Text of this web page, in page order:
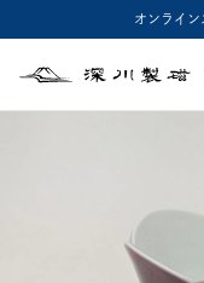
オンライ